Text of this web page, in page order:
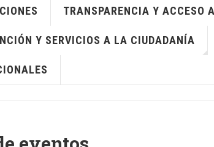
TRANSPARENCIA Y ACCESO
Y SERVICIOS A LA CIUDADANÍA